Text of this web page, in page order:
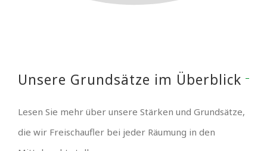
Unsere Grundsätze im Überblick
Lesen Sie mehr über unsere Stärken und Grundsätze,
die wir Freischaufler bei jeder Räumung in den